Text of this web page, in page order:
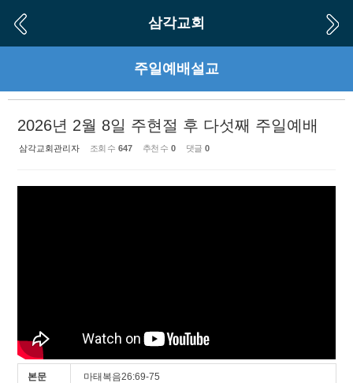
삼각교회
주일예배설교
2026년 2월 8일 주현절 후 다섯째 주일예배
삼각교회관리자 조회 수 647 추천 수 0 댓글 0
본문 마태복음26:69-75